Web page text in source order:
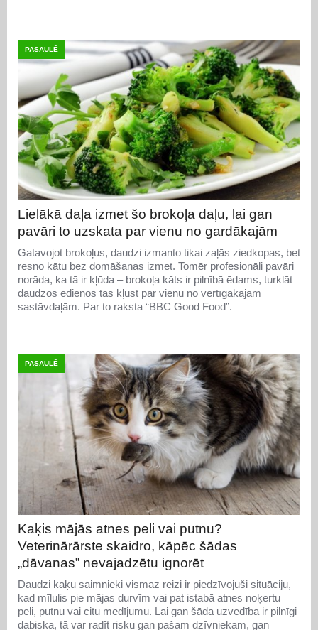
PASAULĒ
Lielākā daļa izmet šo brokoļa daļu, lai gan
pavāri to uzskata par vienu no gardākajām
Gatavojot brokoļus, daudzi izmanto tikai zaļās ziedkopas, bet
resno kātu bez domāšanas izmet. Tomēr profesionāli pavāri
norāda, ka tā ir kļūda – brokoļa kāts ir pilnībā ēdams, turklāt
daudzos ēdienos tas kļūst par vienu no vērtīgākajām
sastāvdaļām. Par to raksta “BBC Good Food”.
PASAULĒ
Kaķis mājās atnes peli vai putnu?
Veterinārārste skaidro, kāpēc šādas
„dāvanas” nevajadzētu ignorēt
Daudzi kaķu saimnieki vismaz reizi ir piedzīvojuši situāciju,
kad mīlulis pie mājas durvīm vai pat istabā atnes noķertu
peli, putnu vai citu medījumu. Lai gan šāda uzvedība ir pilnīgi
dabiska, tā var radīt risku gan pašam dzīvniekam, gan